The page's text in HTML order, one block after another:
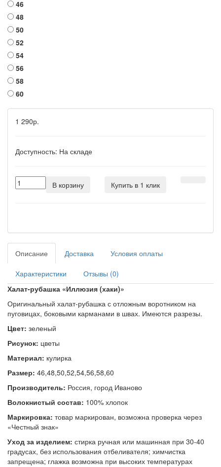
46
48
50
52
54
56
58
60
1 290р.
Доступность: На складе
В корзину Купить в 1 клик
Описание Доставка Условия оплаты
Характеристики
Отзывы (0)
Халат-рубашка «Иллюзия (хаки)»
Оригинальный халат-рубашка с отложным воротником на
пуговицах, боковыми карманами в швах. Имеются разрезы.
Цвет: зеленый
Рисунок: цветы
Материал: кулирка
Размер: 46,48,50,52,54,56,58,60
Производитель: Россия, город Иваново
Волокнистый состав: 100% хлопок
Маркировка: товар маркирован, возможна проверка через
«Честный знак»
Уход за изделием: стирка ручная или машинная при 30-40
градусах, без использования отбеливателя; химчистка
запрещена; глажка возможна при высоких температурах